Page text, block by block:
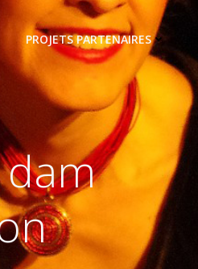
PROJETS PARTENAIRES